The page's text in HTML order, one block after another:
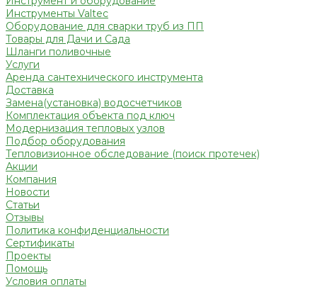
Инструменты Valtec
Оборудование для сварки труб из ПП
Товары для Дачи и Сада
Шланги поливочные
Услуги
Аренда сантехнического инструмента
Доставка
Замена(установка) водосчетчиков
Комплектация объекта под ключ
Модернизация тепловых узлов
Подбор оборудования
Тепловизионное обследование (поиск протечек)
Акции
Компания
Новости
Статьи
Отзывы
Политика конфиденциальности
Сертификаты
Проекты
Помощь
Условия оплаты